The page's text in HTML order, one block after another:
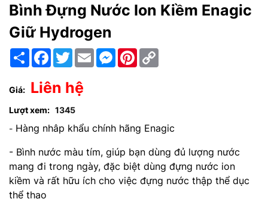
Bình Đựng Nước Ion Kiềm Enagic
Giữ Hydrogen
Chia
sẻ
Facebook
TwitterEmail Messenger
Pinterest
Giá: Liên hệ
Lượt xem: 1345
- Hàng nhâp khẩu chính hãng Enagic
- Bình nước màu tím, giúp bạn dùng đủ lượng nước
mang đi trong ngày, đặc biệt dùng đựng nước ion
kiềm và rất hữu ích cho việc đựng nước thập thể dục
thể thao